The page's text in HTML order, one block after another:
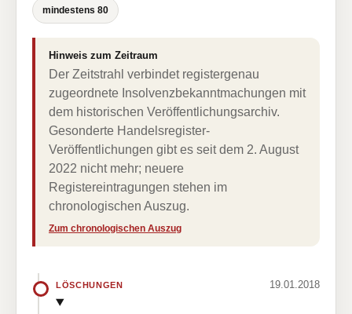
mindestens 80
Hinweis zum Zeitraum
Der Zeitstrahl verbindet registergenau
zugeordnete Insolvenzbekanntmachungen mit
dem historischen Veröffentlichungsarchiv.
Gesonderte Handelsregister-
Veröffentlichungen gibt es seit dem 2. August
2022 nicht mehr; neuere
Registereintragungen stehen im
chronologischen Auszug.
Zum chronologischen Auszug
LÖSCHUNGEN 19.01.2018